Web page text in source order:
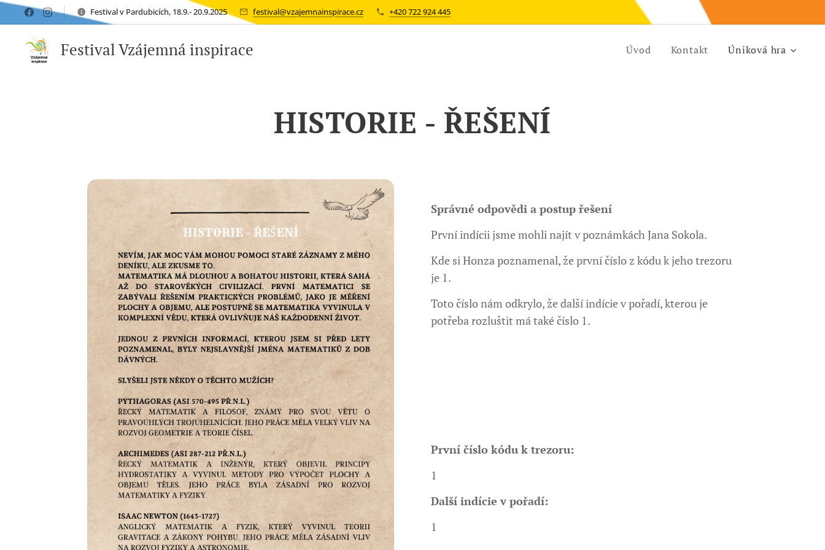
Festival v Pardubicích, 18.9.- 20.9.2025 festival@vzajemnainspirace.cz +420 722 924 445
Festival Vzájemná inspirace Úvod Kontakt Úniková hra
HISTORIE - ŘEŠENÍ
Správné odpovědi a postup řešení
První indícii jsme mohli najít v poznámkách Jana Sokola.
Kde si Honza poznamenal, že první číslo z kódu k jeho trezoru
je 1.
Toto číslo nám odkrylo, že další indície v pořadí, kterou je
potřeba rozluštit má také číslo 1.
První číslo kódu k trezoru:
1
Další indície v pořadí:
1